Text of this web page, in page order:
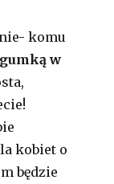
komu
w
kobiet o
będzie